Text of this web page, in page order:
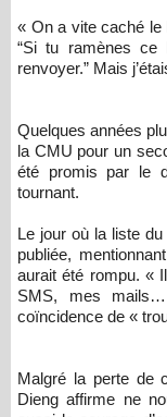
« On a vite caché le
“Si tu ramènes ce
renvoyer.” Mais
Quelques années
la CMU pour un
été promis par le
tournant.
Le jour où la liste
publiée,
aurait été rompu. «
SMS, mes
coïncidence de «
Malgré la perte de
Dieng affirme ne